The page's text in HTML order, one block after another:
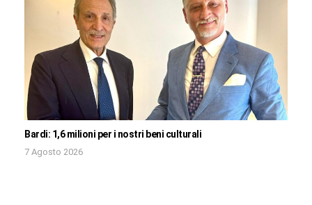
Bardi: 1,6 milioni per i nostri beni culturali
7 Agosto 2026